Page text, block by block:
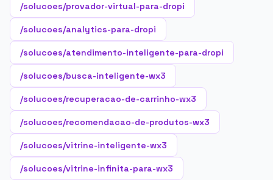
/solucoes/provador-virtual-para-dropi
/solucoes/analytics-para-dropi
/solucoes/atendimento-inteligente-para-dropi
/solucoes/busca-inteligente-wx3
/solucoes/recuperacao-de-carrinho-wx3
/solucoes/recomendacao-de-produtos-wx3
/solucoes/vitrine-inteligente-wx3
/solucoes/vitrine-infinita-para-wx3